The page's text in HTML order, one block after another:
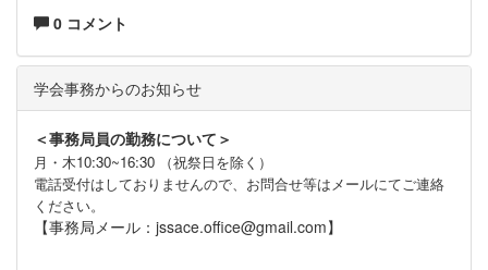
0 コメント
学会事務からのお知らせ
＜事務局員の勤務について＞
月・木10:30~16:30 （祝祭日を除く）
電話受付はしておりませんので、お問合せ等はメールにてご連絡
ください。
【事務局メール：jssace.office@gmail.com】